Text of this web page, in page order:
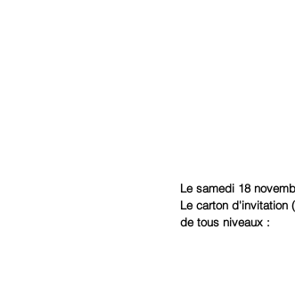
Le samedi 18
Le carton d'invitation
de tous niveaux :